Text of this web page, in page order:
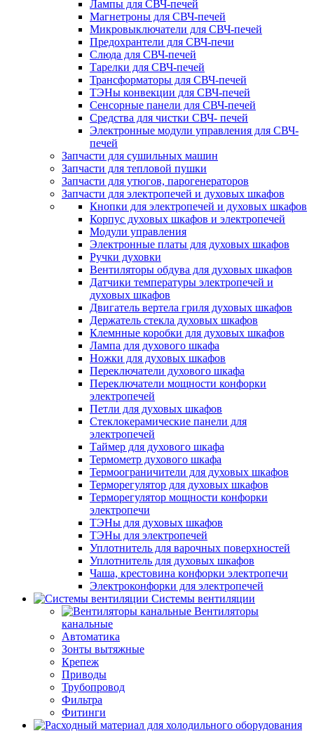
Лампы для СВЧ-печей
Магнетроны для СВЧ-печей
Микровыключатели для СВЧ-печей
Предохрантели для СВЧ-печи
Слюда для СВЧ-печей
Тарелки для СВЧ-печей
Трансформаторы для СВЧ-печей
ТЭНы конвекции для СВЧ-печей
Сенсорные панели для СВЧ-печей
Средства для чистки СВЧ- печей
Электронные модули управления для СВЧ-
печей
Запчасти для сушильных машин
Запчасти для тепловой пушки
Запчасти для утюгов, парогенераторов
Запчасти для электропечей и духовых шкафов
Кнопки для электропечей и духовых шкафов
Корпус духовых шкафов и электропечей
Модули управления
Электронные платы для духовых шкафов
Ручки духовки
Вентиляторы обдува для духовых шкафов
Датчики температуры электропечей и
духовых шкафов
Двигатель вертела гриля духовых шкафов
Держатель стекла духовых шкафов
Клемнные коробки для духовых шкафов
Лампа для духового шкафа
Ножки для духовых шкафов
Переключатели духового шкафа
Переключатели мощности конфорки
электропечей
Петли для духовых шкафов
Стеклокерамические панели для
электропечей
Таймер для духового шкафа
Термометр духового шкафа
Термоограничители для духовых шкафов
Терморегулятор для духовых шкафов
Терморегулятор мощности конфорки
электропечи
ТЭНы для духовых шкафов
ТЭНы для электропечей
Уплотнитель для варочных поверхностей
Уплотнитель для духовых шкафов
Чаша, крестовина конфорки электропечи
Электроконфорки для электропечей
Системы вентиляции
Вентиляторы
канальные
Автоматика
Зонты вытяжные
Крепеж
Приводы
Трубопровод
Фильтра
Фитинги